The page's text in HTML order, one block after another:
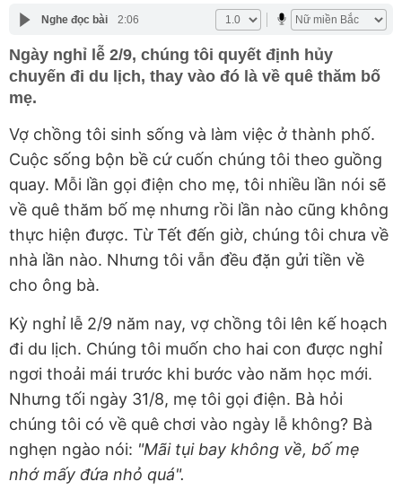
Nghe đọc bài 2:06
Ngày nghỉ lễ 2/9, chúng tôi quyết định hủy
chuyến đi du lịch, thay vào đó là về quê thăm bố
mẹ.
Vợ chồng tôi sinh sống và làm việc ở thành phố.
Cuộc sống bộn bề cứ cuốn chúng tôi theo guồng
quay. Mỗi lần gọi điện cho mẹ, tôi nhiều lần nói sẽ
về quê thăm bố mẹ nhưng rồi lần nào cũng không
thực hiện được. Từ Tết đến giờ, chúng tôi chưa về
nhà lần nào. Nhưng tôi vẫn đều đặn gửi tiền về
cho ông bà.
Kỳ nghỉ lễ 2/9 năm nay, vợ chồng tôi lên kế hoạch
đi du lịch. Chúng tôi muốn cho hai con được nghỉ
ngơi thoải mái trước khi bước vào năm học mới.
Nhưng tối ngày 31/8, mẹ tôi gọi điện. Bà hỏi
chúng tôi có về quê chơi vào ngày lễ không? Bà
nghẹn ngào nói: "Mãi tụi bay không về, bố mẹ
nhớ mấy đứa nhỏ quá".